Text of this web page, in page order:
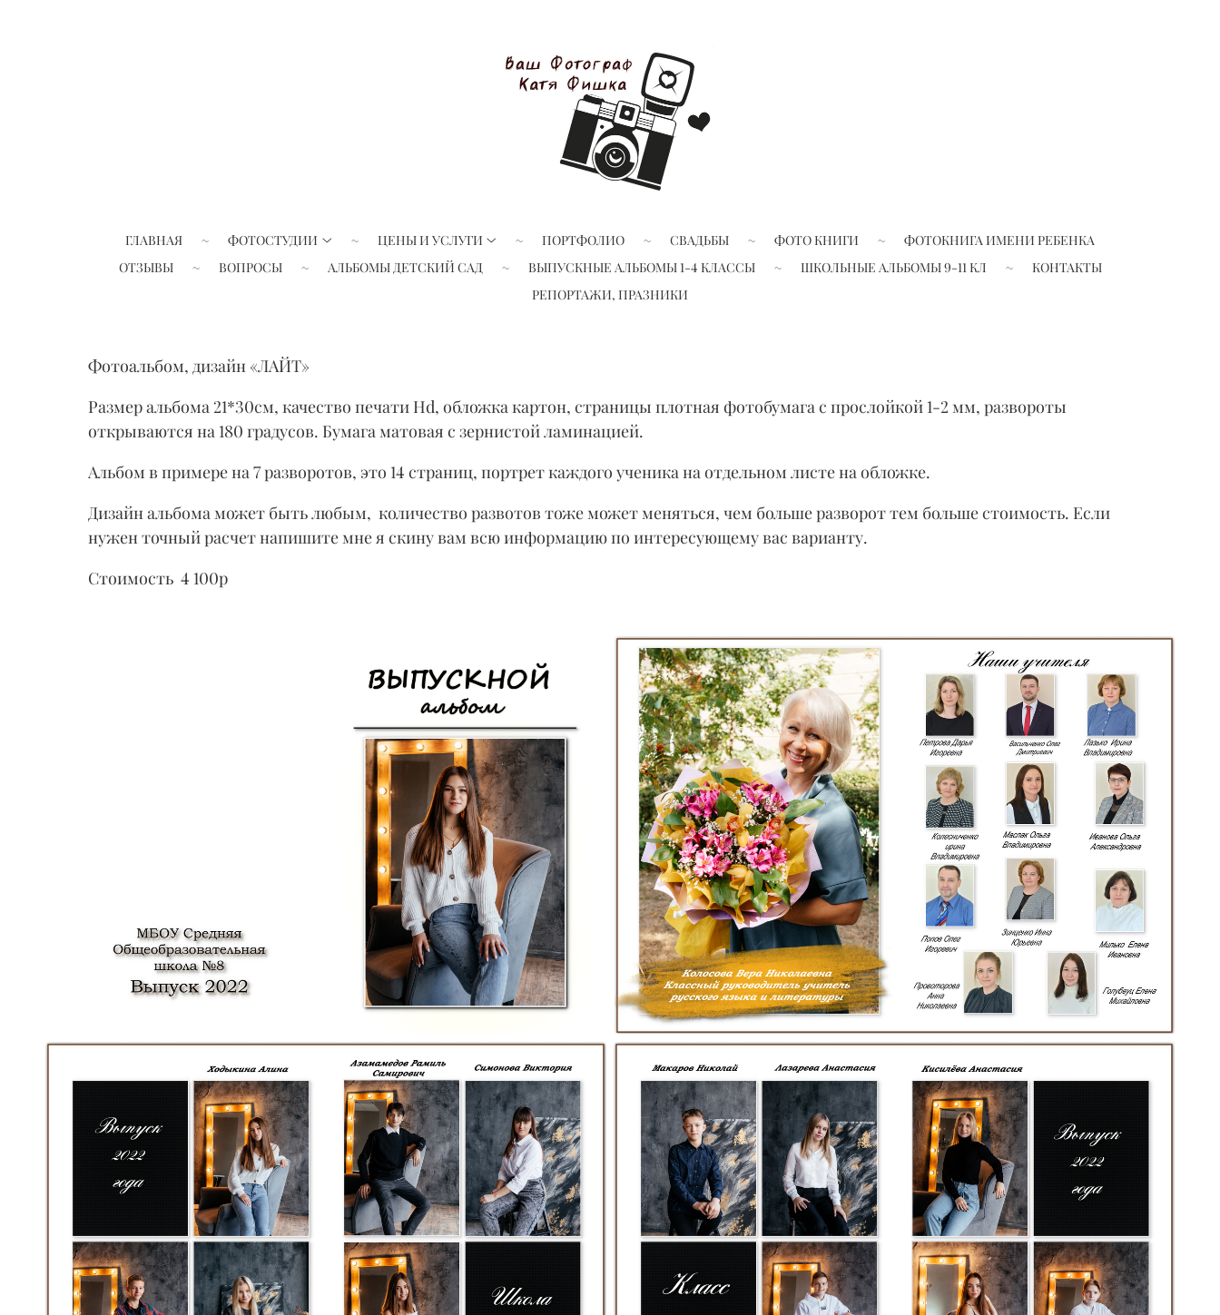
ГЛАВНАЯ ФОТОСТУДИИ ЦЕНЫ И УСЛУГИ ПОРТФОЛИО СВАДЬБЫ ФОТО КНИГИ
ФОТОКНИГА ИМЕНИ РЕБЕНКА
ОТЗЫВЫ
ВОПРОСЫ АЛЬБОМЫ ДЕТСКИЙ САД ВЫПУСКНЫЕ АЛЬБОМЫ 1-4 КЛАССЫ ШКОЛЬНЫЕ АЛЬБОМЫ 9-11 КЛ
КОНТАКТЫ
РЕПОРТАЖИ, ПРАЗНИКИ
Фотоальбом, дизайн «ЛАЙТ»
Размер альбома 21*30см, качество печати Hd, обложка картон, страницы плотная фотобумага с прослойкой 1-2 мм, развороты
открываются на 180 градусов. Бумага матовая с зернистой ламинацией.
Альбом в примере на 7 разворотов, это 14 страниц, портрет каждого ученика на отдельном листе на обложке.
Дизайн альбома может быть любым, количество развотов тоже может меняться, чем больше разворот тем больше стоимость. Если
нужен точный расчет напишите мне я скину вам всю информацию по интересующему вас варианту.
Стоимость 4 100р